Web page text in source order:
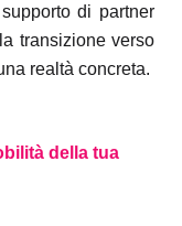
di partner
transizione verso
realtà concreta.
della tua